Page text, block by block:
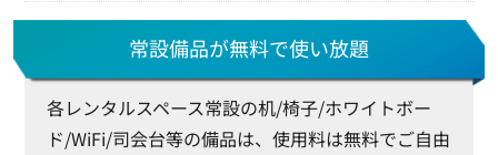
常設備品が無料で使い放題
各レンタルスペース常設の机/椅子/ホワイトボー
ド/WiFi/司会台等の備品は、使用料は無料でご自由